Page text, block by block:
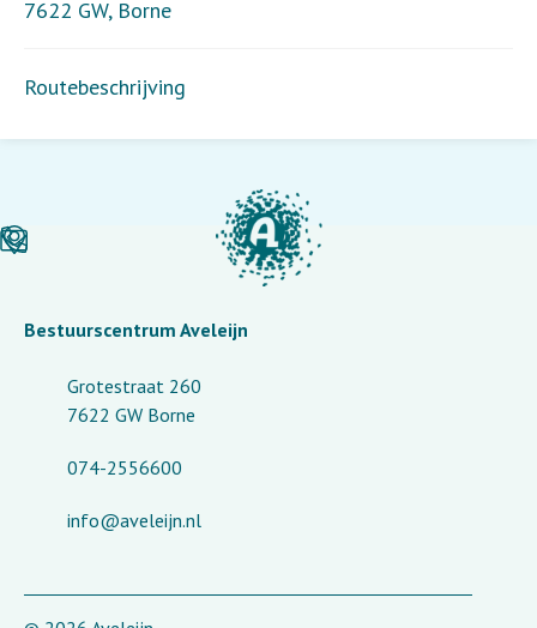
7622 GW, Borne
Routebeschrijving
Bestuurscentrum Aveleijn
Grotestraat 260
7622 GW Borne
074-2556600
info@aveleijn.nl